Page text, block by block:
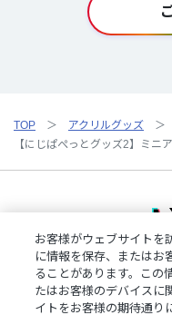
TOP
アクリルグッズ
【にじぱぺっとグッズ2】ミニ
ご利用規約プライバシー
ご利用ガイドよくある質問
お客様がウェブサイトを
に情報を保存、またはお
ることがあります。この
たはお客様のデバイスに
イトをお客様の期待通り